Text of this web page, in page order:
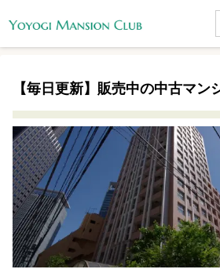
【毎日更新】販売中の中古マン